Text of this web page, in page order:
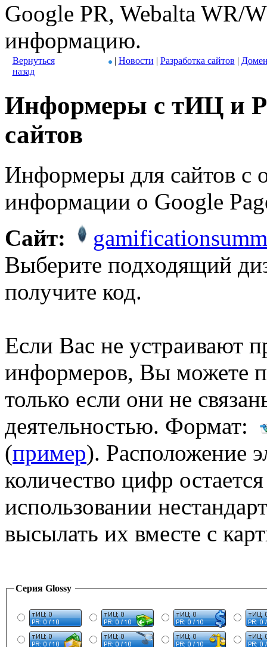
Google PR, Webalta WR/
информацию.
Вернуться
назад
| Новости | Разработка сайтов |
Информеры с тИЦ и
сайтов
Информеры для сайтов с
информации о Google
Сайт:
Выберите подходящий
получите код.
Если Вас не устраивают
информеров, Вы можете
только если они не
деятельностью. Формат:
(пример). Расположение
количество цифр
использовании
высылать их вместе с
Серия Glossy